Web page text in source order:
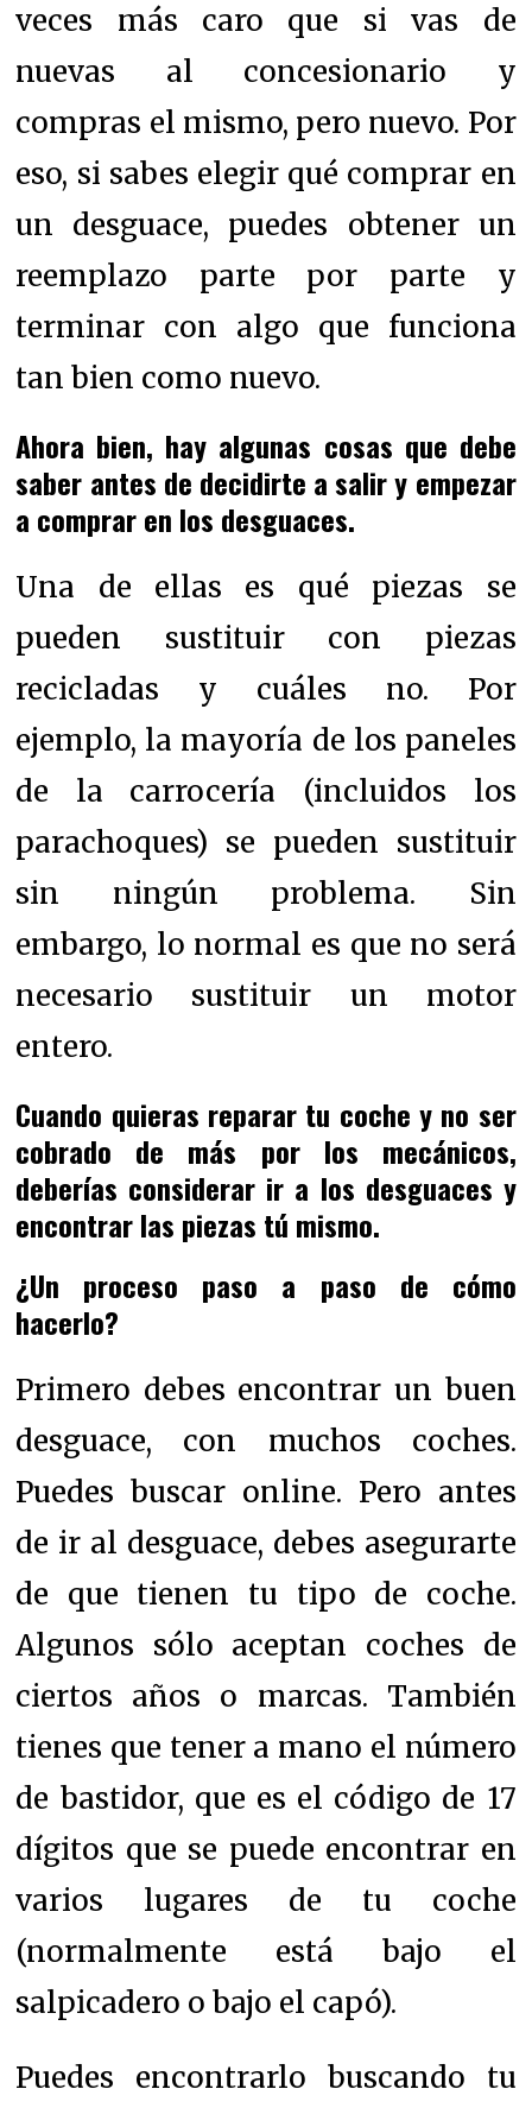
veces más caro que si vas de
nuevas al concesionario y
compras el mismo, pero nuevo. Por
eso, si sabes elegir qué comprar en
un desguace, puedes obtener un
reemplazo parte por parte y
terminar con algo que funciona
tan bien como nuevo.
Ahora bien, hay algunas cosas que debe
saber antes de decidirte a salir y empezar
a comprar en los desguaces.
Una de ellas es qué piezas se
pueden sustituir con piezas
recicladas y cuáles no. Por
ejemplo, la mayoría de los paneles
de la carrocería (incluidos los
parachoques) se pueden sustituir
sin ningún problema. Sin
embargo, lo normal es que no será
necesario sustituir un motor
entero.
Cuando quieras reparar tu coche y no ser
cobrado de más por los mecánicos,
deberías considerar ir a los desguaces y
encontrar las piezas tú mismo.
¿Un proceso paso a paso de cómo
hacerlo?
Primero debes encontrar un buen
desguace, con muchos coches.
Puedes buscar online. Pero antes
de ir al desguace, debes asegurarte
de que tienen tu tipo de coche.
Algunos sólo aceptan coches de
ciertos años o marcas. También
tienes que tener a mano el número
de bastidor, que es el código de 17
dígitos que se puede encontrar en
varios lugares de tu coche
(normalmente está bajo el
salpicadero o bajo el capó).
Puedes encontrarlo buscando tu